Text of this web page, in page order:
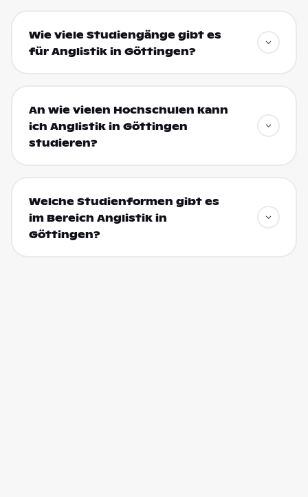
Wie viele Studiengänge gibt es
für Anglistik in Göttingen?
An wie vielen Hochschulen kann
ich Anglistik in Göttingen
studieren?
Welche Studienformen gibt es
im Bereich Anglistik in
Göttingen?